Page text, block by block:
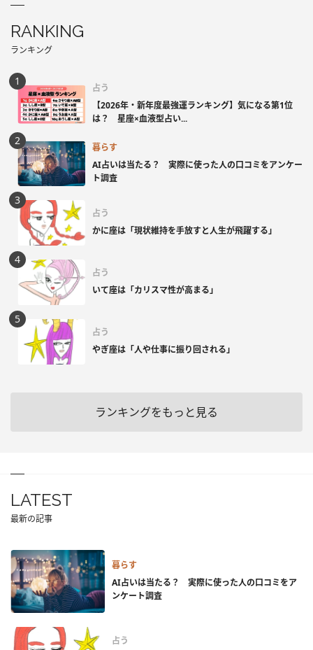
RANKING
ランキング
占う
【2026年・新年度最強運ランキング】気になる第1位
は？ 星座×血液型占い...
暮らす
AI占いは当たる？ 実際に使った人の口コミをアンケー
ト調査
占う
かに座は「現状維持を手放すと人生が飛躍する」
占う
いて座は「カリスマ性が高まる」
占う
やぎ座は「人や仕事に振り回される」
ランキングをもっと見る
LATEST
最新の記事
暮らす
AI占いは当たる？ 実際に使った人の口コミをア
ンケート調査
占う